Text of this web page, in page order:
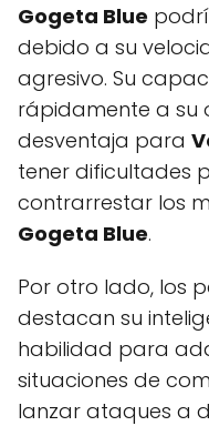
Gogeta Blue
debido a su
agresivo. Su
rápidamente a su
desventaja para
tener dificultades
contrarrestar los
Gogeta Blue.
Por otro lado, los
destacan su
habilidad para
situaciones de
lanzar ataques a